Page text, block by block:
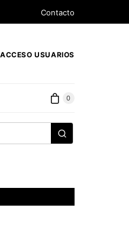
Contacto
ACCESO USUARIOS
0